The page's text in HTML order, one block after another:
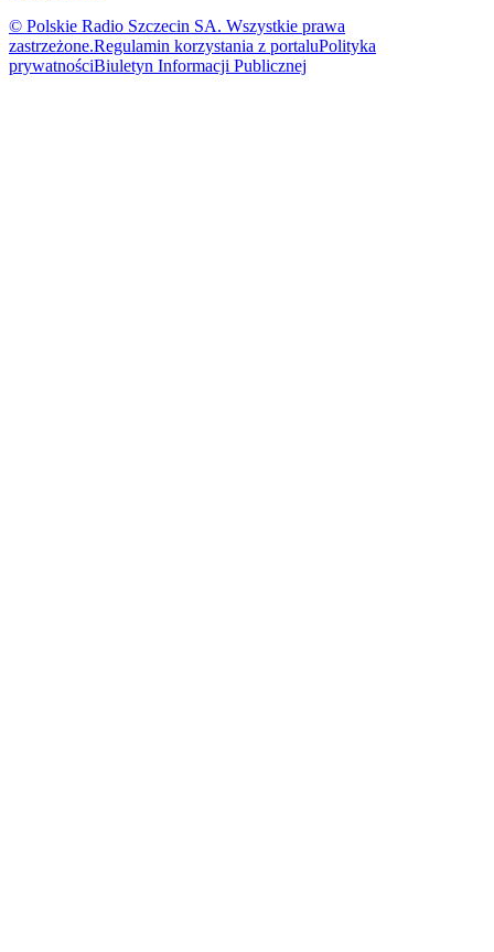
© Polskie Radio Szczecin SA. Wszystkie prawa
zastrzeżone.Regulamin korzystania z portaluPolityka
prywatnościBiuletyn Informacji Publicznej